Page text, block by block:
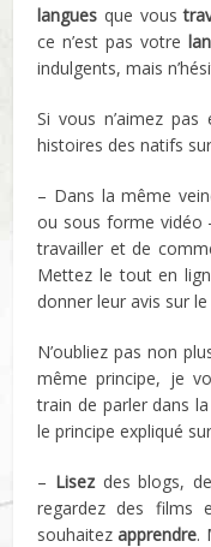
langues que vous
ce n’est pas votre
indulgents, mais
Si vous n’aimez
histoires des natifs
– Dans la même
ou sous forme vidéo
travailler et de
Mettez le tout en
donner leur avis sur
N’oubliez pas non
même principe, je
train de parler dans la
le principe expliqué
– Lisezdes blogs,
regardez des films
souhaitezapprendre.